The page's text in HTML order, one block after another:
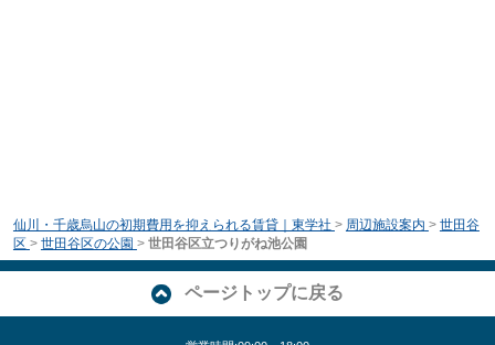
仙川・千歳烏山の初期費用を抑えられる賃貸｜東学社 > 周辺施設案内 > 世田谷
区 > 世田谷区の公園 > 世田谷区立つりがね池公園
ページトップに戻る